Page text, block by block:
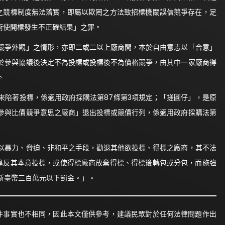
標制度無法落實，即屬以欺罔之方法致招標機關誤信競爭存在，足
開標發生不正確結果」之罪。
觀」之情形，亦即二或二以上廠商間，本於自由意志以「合意」
與協議後決定不為投標或投標後不為價格競爭，由其中一家廠商得
投標，係適用政府採購法第87條第3項規定；「搓圓仔」，是原
比價競爭意思之廠商」退出投標或競價行列，係適用政府採購法第
、脅迫、非和平之手段，勸退其他欲投標、得標之廠商，其不法
其本意投標，或使得標廠商放棄得標、得標後轉包或分包，而施強
幣三百萬元以下罰金。」。
實也不相同，因此本文僅供參考，建議民眾對於任何法律問題作出